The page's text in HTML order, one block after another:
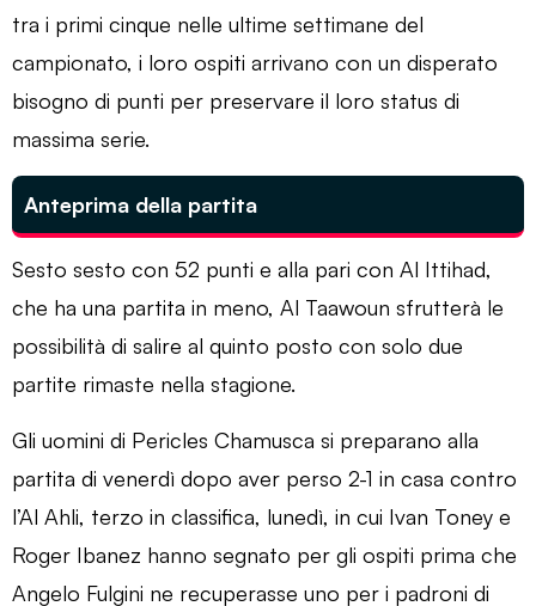
tra i primi cinque nelle ultime settimane del
campionato, i loro ospiti arrivano con un disperato
bisogno di punti per preservare il loro status di
massima serie.
Anteprima della partita
Sesto sesto con 52 punti e alla pari con Al Ittihad,
che ha una partita in meno, Al Taawoun sfrutterà le
possibilità di salire al quinto posto con solo due
partite rimaste nella stagione.
Gli uomini di Pericles Chamusca si preparano alla
partita di venerdì dopo aver perso 2-1 in casa contro
l’Al Ahli, terzo in classifica, lunedì, in cui Ivan Toney e
Roger Ibanez hanno segnato per gli ospiti prima che
Angelo Fulgini ne recuperasse uno per i padroni di